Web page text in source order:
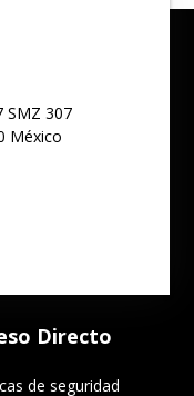
SMZ 307
México
Directo
de seguridad